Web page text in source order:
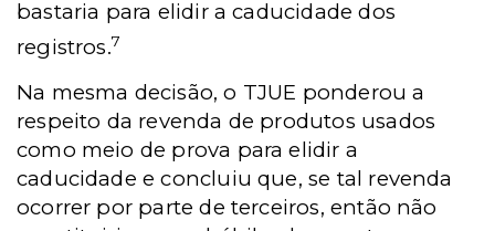
bastaria para elidir a caducidade dos
registros.7
Na mesma decisão, o TJUE ponderou a
respeito da revenda de produtos usados
como meio de prova para elidir a
caducidade e concluiu que, se tal revenda
ocorrer por parte de terceiros, então não